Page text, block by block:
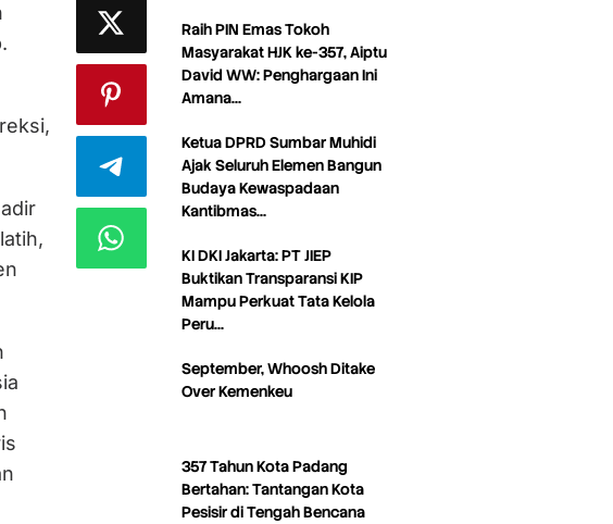
Raih PIN Emas Tokoh
Masyarakat HJK ke-357, Aiptu
David WW: Penghargaan Ini
Amana…
Ketua DPRD Sumbar Muhidi
Ajak Seluruh Elemen Bangun
Budaya Kewaspadaan
Kantibmas…
KI DKI Jakarta: PT JIEP
Buktikan Transparansi KIP
Mampu Perkuat Tata Kelola
Peru…
September, Whoosh Ditake
Over Kemenkeu
357 Tahun Kota Padang
Bertahan: Tantangan Kota
Pesisir di Tengah Bencana